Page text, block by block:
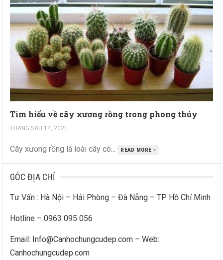
Tìm hiểu về cây xương rồng trong phong thủy
THÁNG SÁU 14, 2021
Cây xương rồng là loài cây có... READ MORE »
GÓC ĐỊA CHỈ
Tư Vấn : Hà Nội – Hải Phòng – Đà Nẵng – TP. Hồ Chí Minh
Hotline – 0963 095 056
Email: Info@Canhochungcudep.com – Web:
Canhochungcudep.com